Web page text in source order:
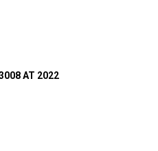
AT 2022